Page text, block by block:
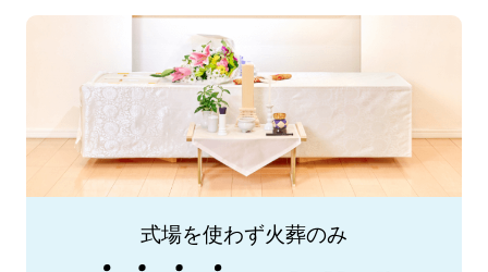
式場を使わず火葬のみ